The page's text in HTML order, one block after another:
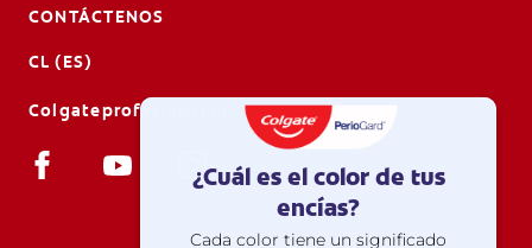
CONTÁCTENOS
CL (ES)
Colgateprofesional.cl